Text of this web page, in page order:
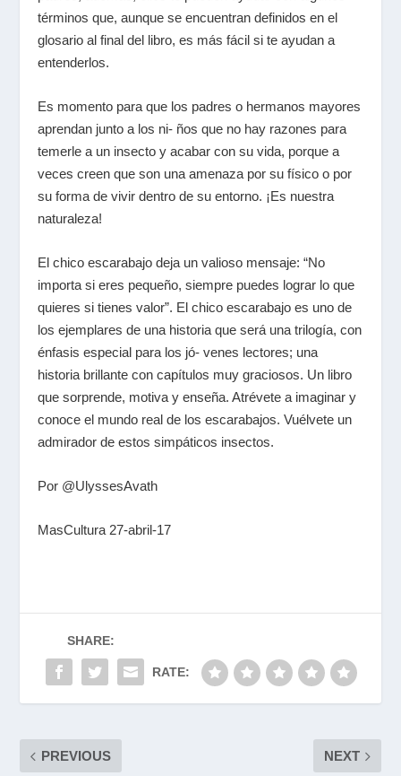
términos que, aunque se encuentran definidos en el
glosario al final del libro, es más fácil si te ayudan a
entenderlos.
Es momento para que los padres o hermanos mayores
aprendan junto a los ni- ños que no hay razones para
temerle a un insecto y acabar con su vida, porque a
veces creen que son una amenaza por su físico o por
su forma de vivir dentro de su entorno. ¡Es nuestra
naturaleza!
El chico escarabajo deja un valioso mensaje: “No
importa si eres pequeño, siempre puedes lograr lo que
quieres si tienes valor”. El chico escarabajo es uno de
los ejemplares de una historia que será una trilogía, con
énfasis especial para los jó- venes lectores; una
historia brillante con capítulos muy graciosos. Un libro
que sorprende, motiva y enseña. Atrévete a imaginar y
conoce el mundo real de los escarabajos. Vuélvete un
admirador de estos simpáticos insectos.
Por @UlyssesAvath
MasCultura 27-abril-17
SHARE:
RATE:
PREVIOUS NEXT